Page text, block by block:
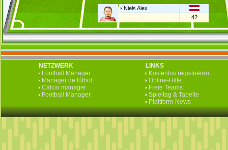
Niels Alex
42
NETZWERK
Football Manager
Manager de fútbol
Calcio manager
Football Manager
LINKS
Kostenlos registrieren
Online-Hilfe
Freie Teams
Spieltag & Tabelle
Plattform-News